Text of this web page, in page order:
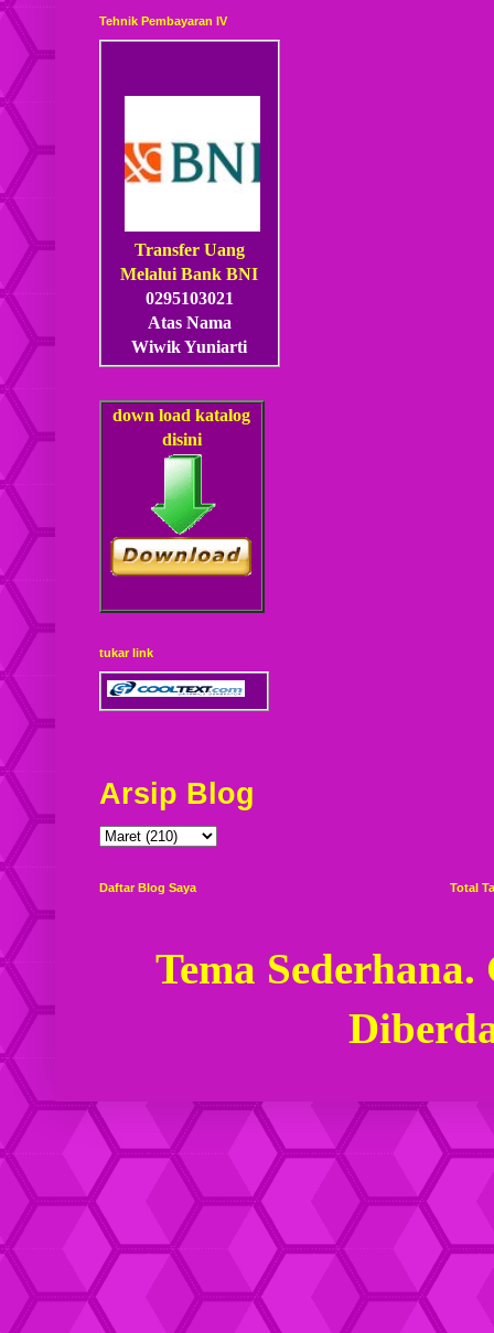
Tehnik Pembayaran IV
Transfer Uang
Melalui Bank BNI
0295103021
Atas Nama
Wiwik Yuniarti
down load katalog
disini
tukar link
Arsip Blog
Daftar Blog Saya Total
Tema